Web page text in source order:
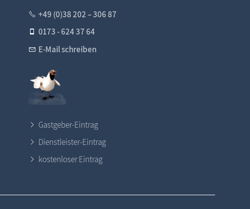
+49 (0)38 202 – 306 87
0173 - 624 37 64
E-Mail schreiben
Gastgeber-Eintrag
Dienstleister-Eintrag
kostenloser Eintrag